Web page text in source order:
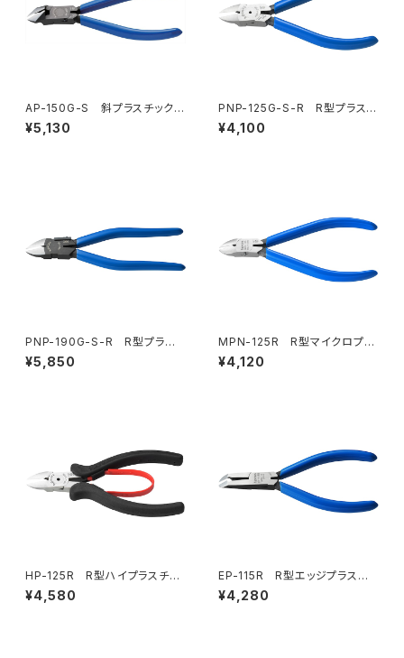
AP-150G-S 斜プラスチックニ
ッパ（バネ付）
¥5,130
PNP-125G-S-R R型プラスチ
ックニッパ（バネ付）
¥4,100
PNP-190G-S-R R型プラス
チックニッパ（バネ付）
¥5,850
MPN-125R R型マイクロプラ
スチックニッパ（バネ付）（※生産
終了）
¥4,120
HP-125R R型ハイプラスチッ
クニッパ（※生産終了）
¥4,580
EP-115R R型エッジプラスチッ
クニッパ（バネ付）
¥4,280